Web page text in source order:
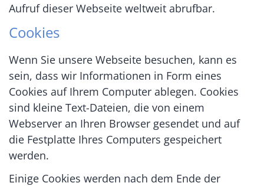
Aufruf dieser Webseite weltweit abrufbar.
Cookies
Wenn Sie unsere Webseite besuchen, kann es
sein, dass wir Informationen in Form eines
Cookies auf Ihrem Computer ablegen. Cookies
sind kleine Text-Dateien, die von einem
Webserver an Ihren Browser gesendet und auf
die Festplatte Ihres Computers gespeichert
werden.
Einige Cookies werden nach dem Ende der